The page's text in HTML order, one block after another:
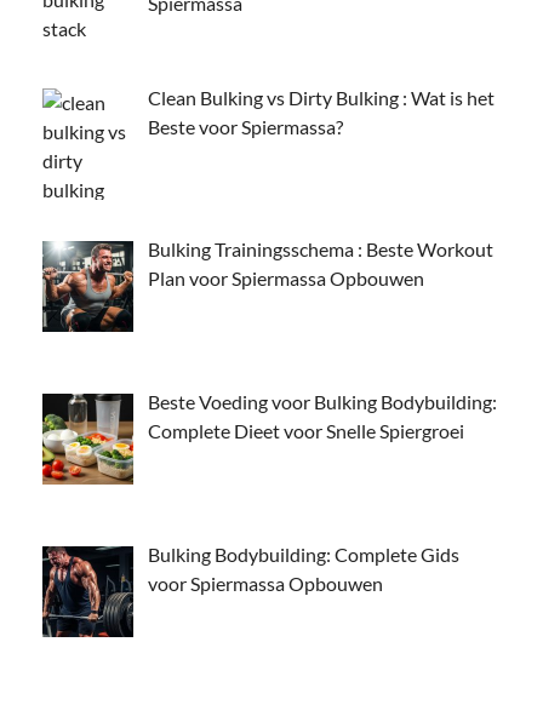
Clean Bulking vs Dirty Bulking : Wat is het
Beste voor Spiermassa?
Bulking Trainingsschema : Beste Workout
Plan voor Spiermassa Opbouwen
Beste Voeding voor Bulking Bodybuilding:
Complete Dieet voor Snelle Spiergroei
Bulking Bodybuilding: Complete Gids
voor Spiermassa Opbouwen